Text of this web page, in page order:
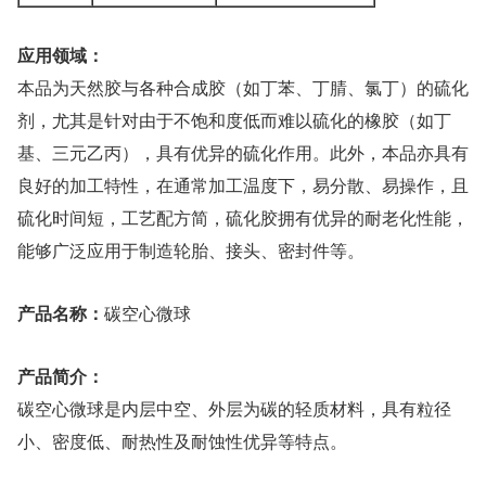
应用领域：
本品为天然胶与各种合成胶（如丁苯、丁腈、氯丁）的硫化
剂，尤其是针对由于不饱和度低而难以硫化的橡胶（如丁
基、三元乙丙），具有优异的硫化作用。此外，本品亦具有
良好的加工特性，在通常加工温度下，易分散、易操作，且
硫化时间短，工艺配方简，硫化胶拥有优异的耐老化性能，
能够广泛应用于制造轮胎、接头、密封件等。
产品名称： 碳空心微球
产品简介：
碳空心微球是内层中空、外层为碳的轻质材料，具有粒径
小、密度低、耐热性及耐蚀性优异等特点。